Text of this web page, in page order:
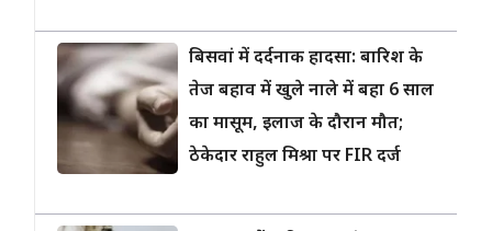
बिसवां में दर्दनाक हादसा: बारिश के
तेज बहाव में खुले नाले में बहा 6 साल
का मासूम, इलाज के दौरान मौत;
ठेकेदार राहुल मिश्रा पर FIR दर्ज